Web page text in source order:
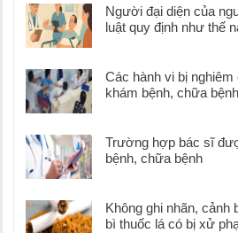
Người đại diện của
luật quy định như thế
Các hành vi bị
khám bệnh, chữa bệnh
Trường hợp bác sĩ
bệnh, chữa bệnh
Không ghi nhãn, cảnh
bì thuốc lá có bị xử